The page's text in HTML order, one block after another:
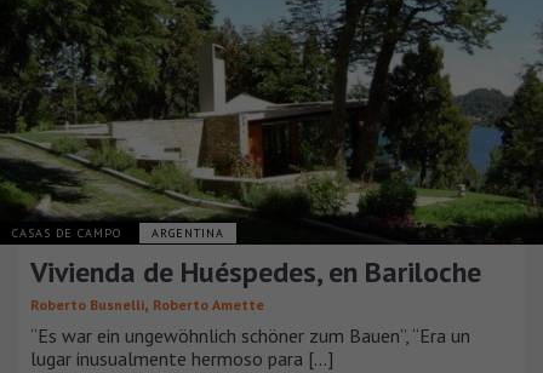
CASAS DE CAMPO ARGENTINA
Vivienda de Huéspedes, en Bariloche
Roberto Busnelli, Roberto Amette
“Es war ein ungewöhnlich schöner zum Bauen”, “Era un
lugar inusualmente hermoso para [...]